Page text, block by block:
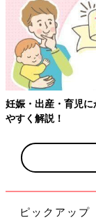
助成金をわかり
ピックアップ